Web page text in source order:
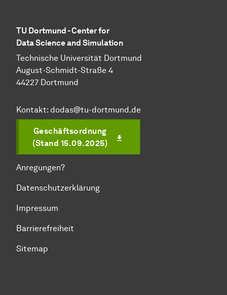
TU Dortmund - Center for
Data Science and Simulation
Technische Universität Dortmund
August-Schmidt-Straße 4
44227 Dortmund
Kontakt: dodas@tu-dortmund.de
Geschäftsordnung
(Stand 15.09.2025)
Anregungen?
Datenschutzerklärung
Impressum
Barrierefreiheit
Sitemap